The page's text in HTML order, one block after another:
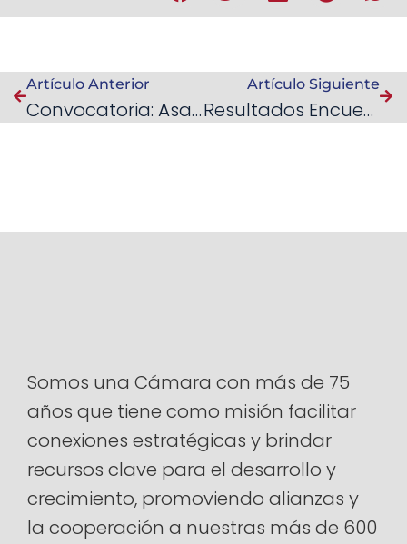
Artículo Anterior
Convocatoria: Asamblea Anual
Artículo Siguiente
Resultados Encuesta Coyuntural VenAmCham 2do Trimestre 2021
Somos una Cámara con más de 75
años que tiene como misión facilitar
conexiones estratégicas y brindar
recursos clave para el desarrollo y
crecimiento, promoviendo alianzas y
la cooperación a nuestras más de 600